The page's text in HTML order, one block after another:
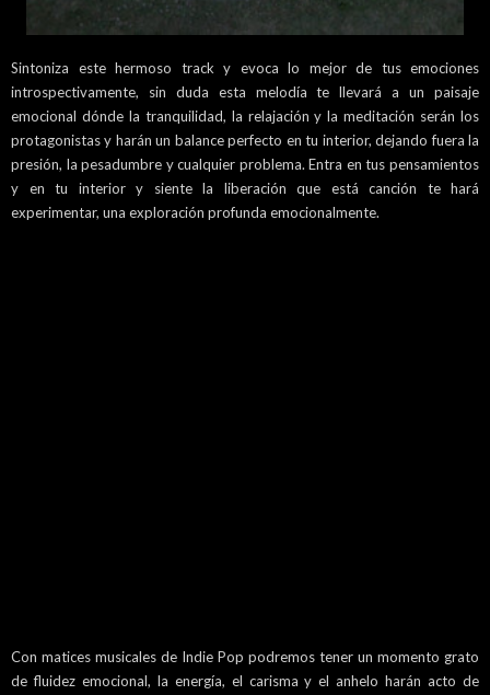
Sintoniza este hermoso track y evoca lo mejor de tus emociones
introspectivamente, sin duda esta melodía te llevará a un paisaje
emocional dónde la tranquilidad, la relajación y la meditación serán los
protagonistas y harán un balance perfecto en tu interior, dejando fuera la
presión, la pesadumbre y cualquier problema. Entra en tus pensamientos
y en tu interior y siente la liberación que está canción te hará
experimentar, una exploración profunda emocionalmente.
Con matices musicales de Indie Pop podremos tener un momento grato
de fluidez emocional, la energía, el carisma y el anhelo harán acto de